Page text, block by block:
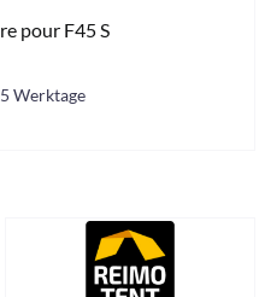
pour F45 S
Werktage